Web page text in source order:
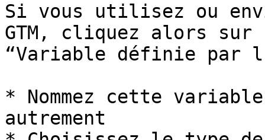
Si vous utilisez ou
GTM, cliquez alors sur
“Variable définie
* Nommez cette
autrement